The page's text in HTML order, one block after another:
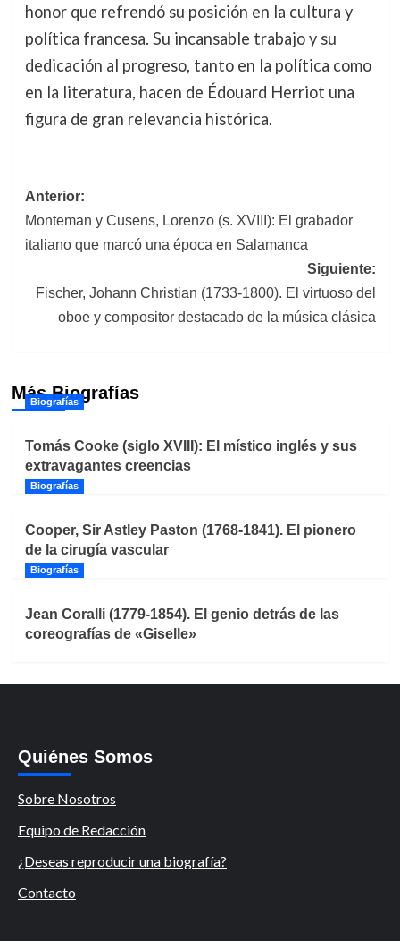
honor que refrendó su posición en la cultura y
política francesa. Su incansable trabajo y su
dedicación al progreso, tanto en la política como
en la literatura, hacen de Édouard Herriot una
figura de gran relevancia histórica.
Navegación
de
entradas
Anterior:
Monteman y Cusens, Lorenzo (s. XVIII): El grabador
italiano que marcó una época en Salamanca
Siguiente:
Fischer, Johann Christian (1733-1800). El virtuoso del
oboe y compositor destacado de la música clásica
Más Biografías
Biografías
Tomás Cooke (siglo XVIII): El místico inglés y sus
extravagantes creencias
Biografías
Cooper, Sir Astley Paston (1768-1841). El pionero
de la cirugía vascular
Biografías
Jean Coralli (1779-1854). El genio detrás de las
coreografías de «Giselle»
Quiénes Somos
Sobre Nosotros
Equipo de Redacción
¿Deseas reproducir una biografía?
Contacto